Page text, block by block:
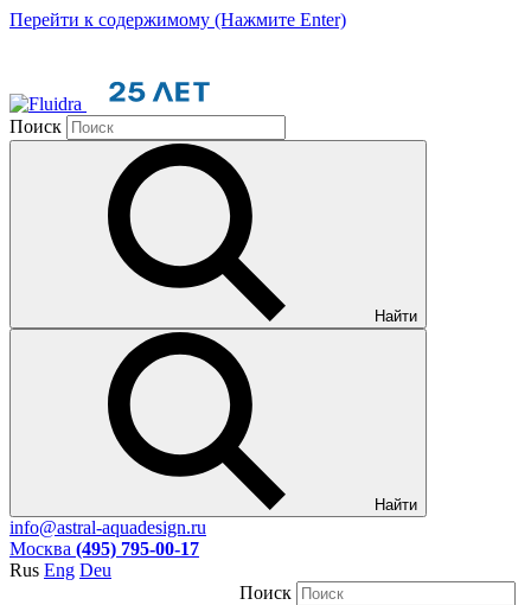
Перейти к содержимому (Нажмите Enter)
Поиск
Найти
Найти
info@astral-aquadesign.ru
Москва (495) 795-00-17
Rus Eng Deu
Поиск